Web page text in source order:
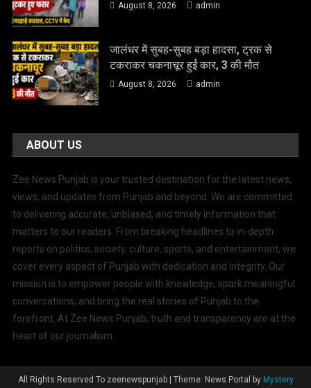
August 8, 2026 admin
जालंधर में सुबह-सुबह बड़ा हादसा, ट्रक से
टकराकर चकनाचूर हुई कार, 3 की मौत
August 8, 2026 admin
ABOUT US
Zee News Punjab is your trusted destination for the latest news,
views, and updates from Punjab and beyond. We are committed
to delivering accurate, unbiased, and timely information that
matters to our readers. From breaking headlines to in-depth
reports on politics, society, culture, sports, and entertainment, we
cover every aspect of Punjab with dedication and integrity. Our
mission is to empower people with knowledge, spark meaningful
conversations, and bring the real stories of Punjab to the
forefront. At Zee News Punjab, truth and transparency are at the
heart of our journalism.
All Rights Reserved To zeenewspunjab | Theme: News Portal by Mystery